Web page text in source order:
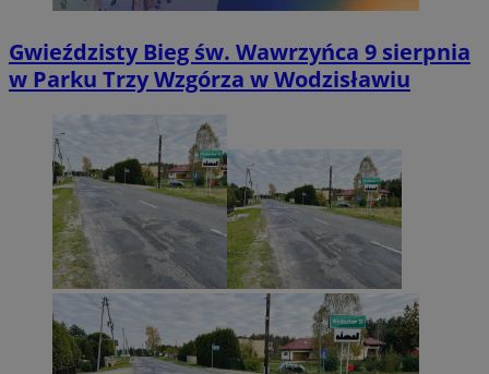
Gwieździsty Bieg św. Wawrzyńca 9 sierpnia
w Parku Trzy Wzgórza w Wodzisławiu